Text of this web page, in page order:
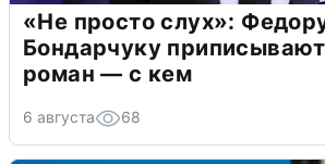
«Не просто слух»:
Бондарчуку
роман — с кем
6 августа 68